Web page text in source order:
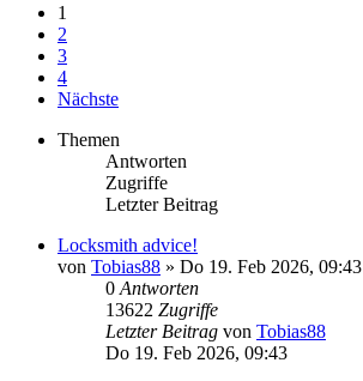
1
2
3
4
Nächste
Themen
Antworten
Zugriffe
Letzter Beitrag
Locksmith advice!
von Tobias88 » Do 19. Feb 2026, 09:43
0 Antworten
13622 Zugriffe
Letzter Beitrag von Tobias88
Do 19. Feb 2026, 09:43